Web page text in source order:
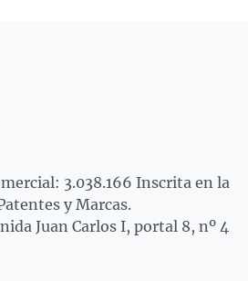
3.038.166 Inscrita en la
y Marcas.
Juan Carlos I, portal 8, nº 4